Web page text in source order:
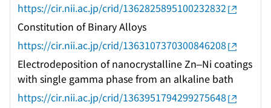
https://cir.nii.ac.jp/crid/1362825895100232832
Constitution of Binary Alloys
https://cir.nii.ac.jp/crid/1363107370300846208
Electrodeposition of nanocrystalline Zn–Ni coatings
with single gamma phase from an alkaline bath
https://cir.nii.ac.jp/crid/1363951794299275648